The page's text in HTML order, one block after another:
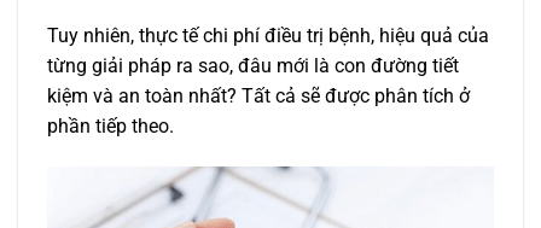
Tuy nhiên, thực tế chi phí điều trị bệnh, hiệu quả của
từng giải pháp ra sao, đâu mới là con đường tiết
kiệm và an toàn nhất? Tất cả sẽ được phân tích ở
phần tiếp theo.